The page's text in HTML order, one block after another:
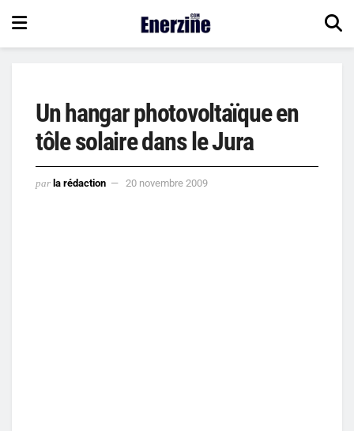
Un hangar photovoltaïque en
tôle solaire dans le Jura
par la rédaction 20 novembre 2009